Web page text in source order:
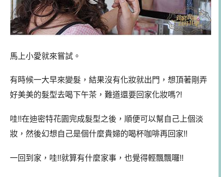
馬上小愛就來嘗試。
有時候一大早來變髮，結果沒有化妝就出門，想頂著剛弄
好美美的髮型去喝下午茶，難道還要回家化妝嗎?!
哇!!在迪密特花園完成髮型之後，順便可以幫自己上個淡
妝，然後幻想自己是個什麼貴婦的喝杯咖啡再回家!!
一回到家，哇!!就算有什麼家事，也覺得輕飄飄囉!!